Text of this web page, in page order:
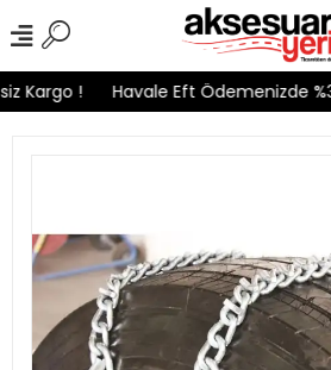
Kargo ! Havale Eft Ödemenizde %3